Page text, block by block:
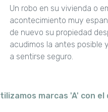
Un robo en su vivienda o
acontecimiento muy
de nuevo su propiedad
acudimos la antes posible
a sentirse seguro.
marcas 'A' con